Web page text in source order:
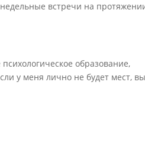
встречи на
образование,
у меня лично не будет мест, вы